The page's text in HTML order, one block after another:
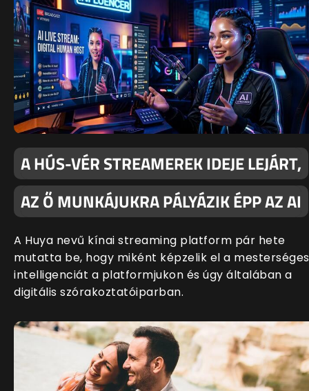
A HÚS-VÉR STREAMEREK IDEJE LEJÁRT,
AZ Ő MUNKÁJUKRA PÁLYÁZIK ÉPP AZ AI
A Huya nevű kínai streaming platform pár hete
mutatta be, hogy miként képzelik el a mesterséges
intelligenciát a platformjukon és úgy általában a
digitális szórakoztatóiparban.